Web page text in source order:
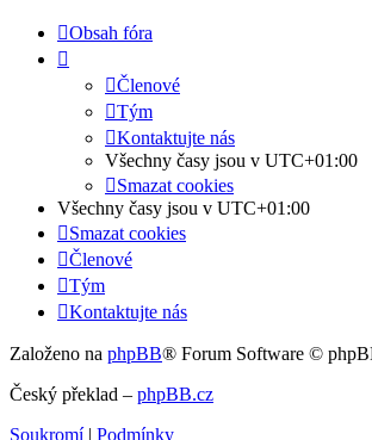
Obsah fóra
Členové
Tým
Kontaktujte nás
Všechny časy jsou v UTC+01:00
Smazat cookies
Všechny časy jsou v UTC+01:00
Smazat cookies
Členové
Tým
Kontaktujte nás
Založeno na phpBB® Forum Software ©
Český překlad – phpBB.cz
Soukromí | Podmínky